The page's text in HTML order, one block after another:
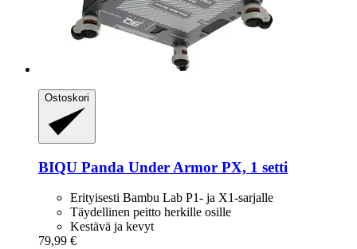
Ostoskori
BIQU Panda Under Armor PX, 1 setti
Erityisesti Bambu Lab P1- ja X1-sarjalle
Täydellinen peitto herkille osille
Kestävä ja kevyt
79,99 €